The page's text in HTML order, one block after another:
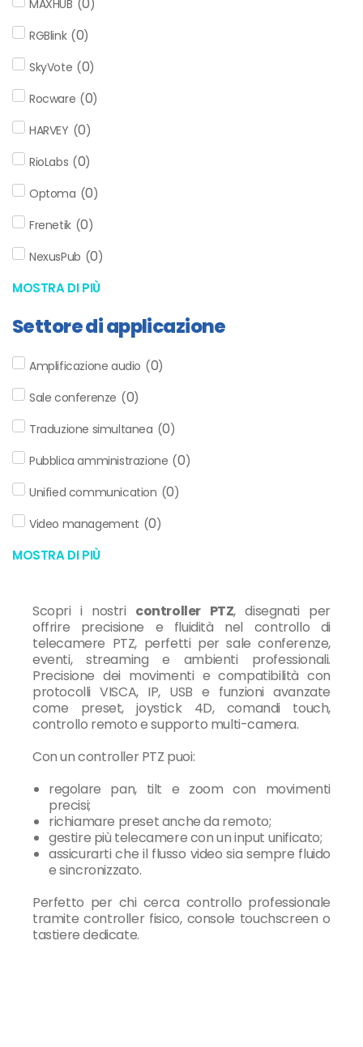
MAXHUB ( )
RGBlink (0)
SkyVote (0)
Rocware (0)
HARVEY (0)
RioLabs (0)
Optoma (0)
Frenetik (0)
NexusPub (0)
MOSTRA DI PIÙ
Settore di applicazione
Amplificazione audio (0)
Sale conferenze (0)
Traduzione simultanea (0)
Pubblica amministrazione (0)
Unified communication (0)
Video management (0)
MOSTRA DI PIÙ
Scopri i nostri controller PTZ, disegnati per
offrire precisione e fluidità nel controllo di
telecamere PTZ, perfetti per sale conferenze,
eventi, streaming e ambienti professionali.
Precisione dei movimenti e compatibilità con
protocolli VISCA, IP, USB e funzioni avanzate
come preset, joystick 4D, comandi touch,
controllo remoto e supporto multi-camera.
Con un controller PTZ puoi:
regolare pan, tilt e zoom con movimenti
precisi;
richiamare preset anche da remoto;
gestire più telecamere con un input unificato;
assicurarti che il flusso video sia sempre fluido
e sincronizzato.
Perfetto per chi cerca controllo professionale
tramite controller fisico, console touchscreen o
tastiere dedicate.